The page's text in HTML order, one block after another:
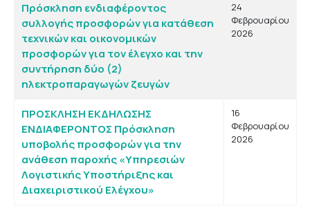
Πρόσκληση ενδιαφέροντος
συλλογής προσφορών για κατάθεση
τεχνικών και οικονομικών
προσφορών για τον έλεγχο και την
συντήρηση δύο (2)
ηλεκτροπαραγωγών ζευγών
24
Φεβρουαρίου
2026
ΠΡΟΣΚΛΗΣΗ ΕΚΔΗΛΩΣΗΣ
ΕΝΔΙΑΦΕΡΟΝΤΟΣ Πρόσκληση
υποβολής προσφορών για την
ανάθεση παροχής «Υπηρεσιών
Λογιστικής Υποστήριξης και
Διαχειριστικού Ελέγχου»
16
Φεβρουαρίου
2026